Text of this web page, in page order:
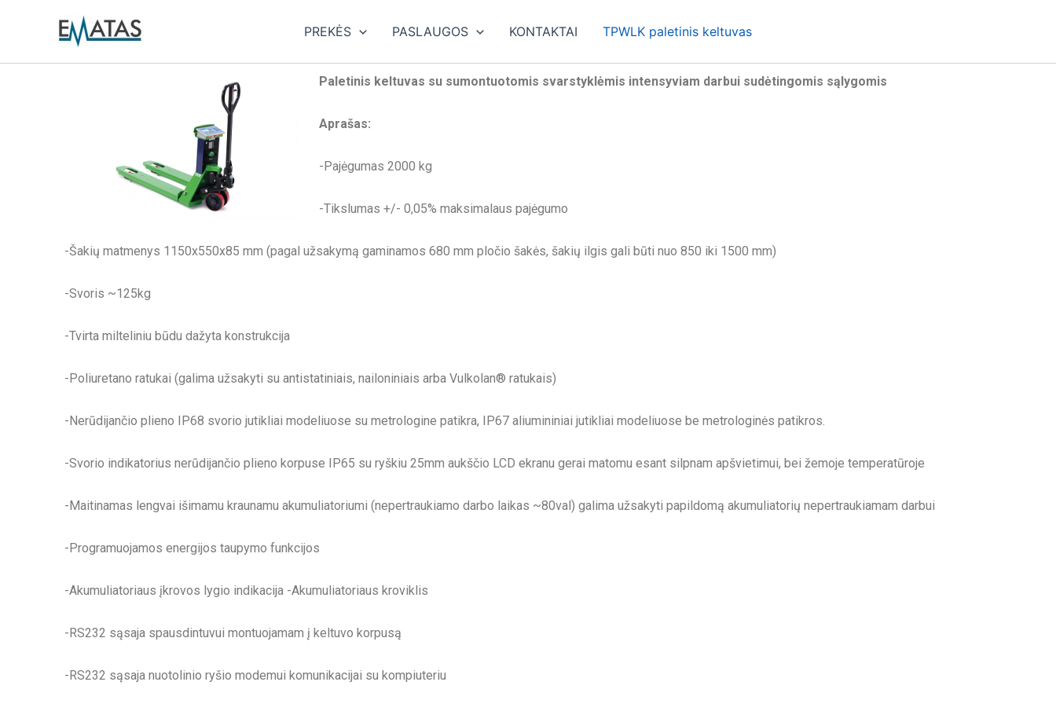
PREKĖS PASLAUGOS KONTAKTAI TPWLK paletinis keltuvas
Paletinis keltuvas su sumontuotomis svarstyklėmis intensyviam darbui sudėtingomis sąlygomis
Aprašas:
-Pajėgumas 2000 kg
-Tikslumas +/- 0,05% maksimalaus pajėgumo
-Šakių matmenys 1150x550x85 mm (pagal užsakymą gaminamos 680 mm pločio šakės, šakių ilgis gali būti nuo 850 iki 1500 mm)
-Svoris ~125kg
-Tvirta milteliniu būdu dažyta konstrukcija
-Poliuretano ratukai (galima užsakyti su antistatiniais, nailoniniais arba Vulkolan® ratukais)
-Nerūdijančio plieno IP68 svorio jutikliai modeliuose su metrologine patikra, IP67 aliumininiai jutikliai modeliuose be metrologinės patikros.
-Svorio indikatorius nerūdijančio plieno korpuse IP65 su ryškiu 25mm aukščio LCD ekranu gerai matomu esant silpnam apšvietimui, bei žemoje temperatūroje
-Maitinamas lengvai išimamu kraunamu akumuliatoriumi (nepertraukiamo darbo laikas ~80val) galima užsakyti papildomą akumuliatorių nepertraukiamam darbui
-Programuojamos energijos taupymo funkcijos
-Akumuliatoriaus įkrovos lygio indikacija -Akumuliatoriaus kroviklis
-RS232 sąsaja spausdintuvui montuojamam į keltuvo korpusą
-RS232 sąsaja nuotolinio ryšio modemui komunikacijai su kompiuteriu